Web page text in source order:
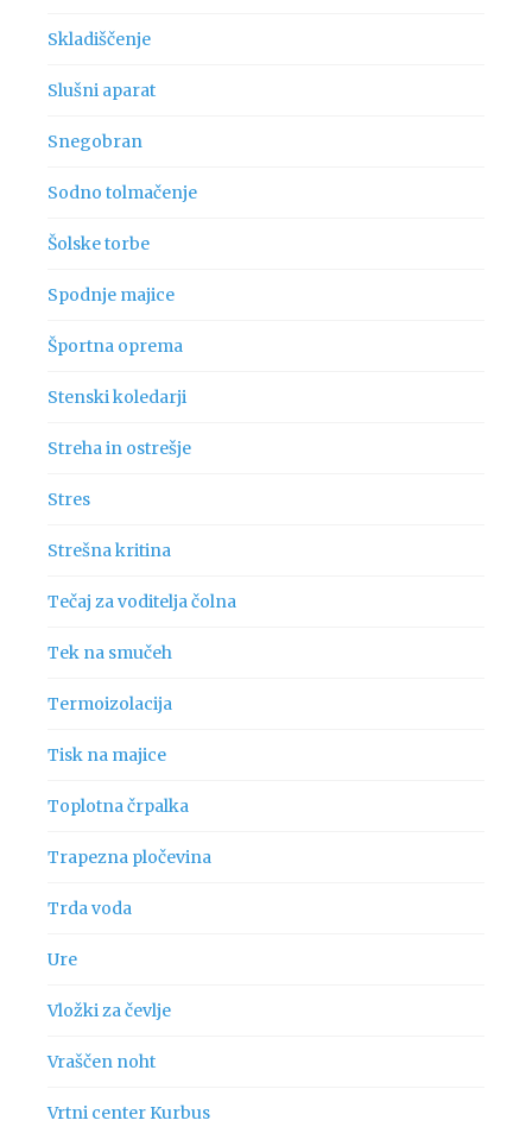
Skladiščenje
Slušni aparat
Snegobran
Sodno tolmačenje
Šolske torbe
Spodnje majice
Športna oprema
Stenski koledarji
Streha in ostrešje
Stres
Strešna kritina
Tečaj za voditelja čolna
Tek na smučeh
Termoizolacija
Tisk na majice
Toplotna črpalka
Trapezna pločevina
Trda voda
Ure
Vložki za čevlje
Vraščen noht
Vrtni center Kurbus